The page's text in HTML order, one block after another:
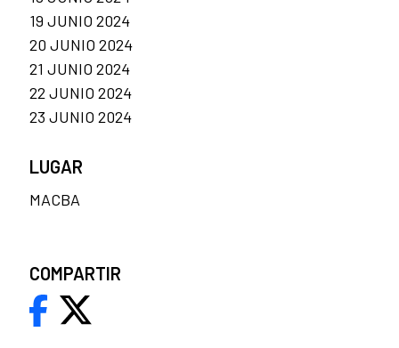
19 JUNIO 2024
20 JUNIO 2024
21 JUNIO 2024
22 JUNIO 2024
23 JUNIO 2024
LUGAR
MACBA
COMPARTIR